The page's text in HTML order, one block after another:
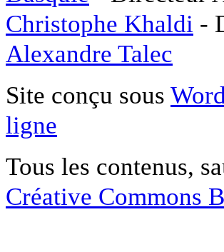
Christophe Khaldi -
Alexandre Talec
Site conçu sous
ligne
Tous les contenus,
Créative Commons